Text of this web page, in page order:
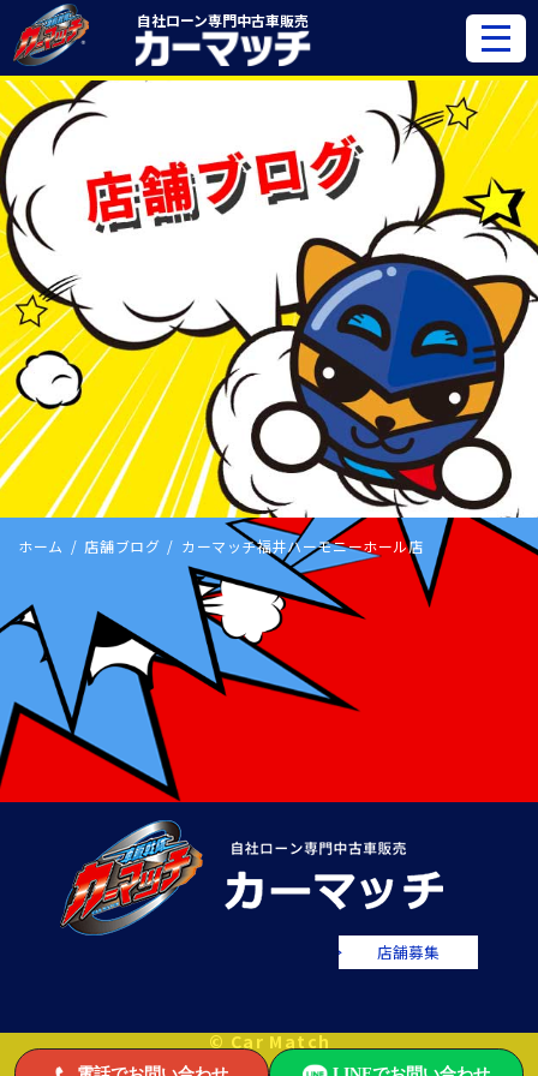
自社ローン専門中古車販売
ホーム 店舗ブログ カーマッチ福井ハーモニーホール店
店舗募集
© Car Match